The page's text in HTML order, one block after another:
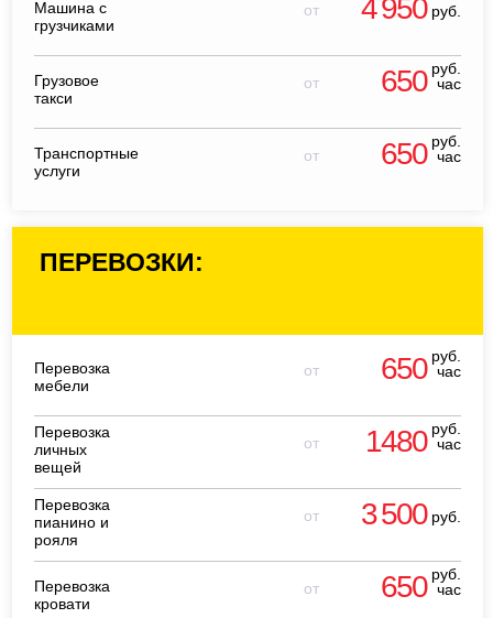
Машина с
грузчиками
от 4 950 руб.
Грузовое
такси
от 650 руб.
час
Транспортные
услуги
от 650 руб.
час
ПЕРЕВОЗКИ:
Перевозка
мебели
от 650 руб.
час
Перевозка
личных
вещей
от 1480 руб.
час
Перевозка
пианино и
рояля
от 3 500 руб.
Перевозка
кровати
от 650 руб.
час